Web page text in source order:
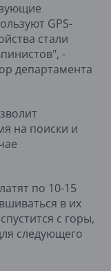
GPS-
стали
-
департамента
на поиски и
по 10-15
в их
с горы,
следующего